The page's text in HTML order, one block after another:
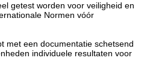
getest worden voor veiligheid en
Normen vóór
met een documentatie schetsend
individuele resultaten voor